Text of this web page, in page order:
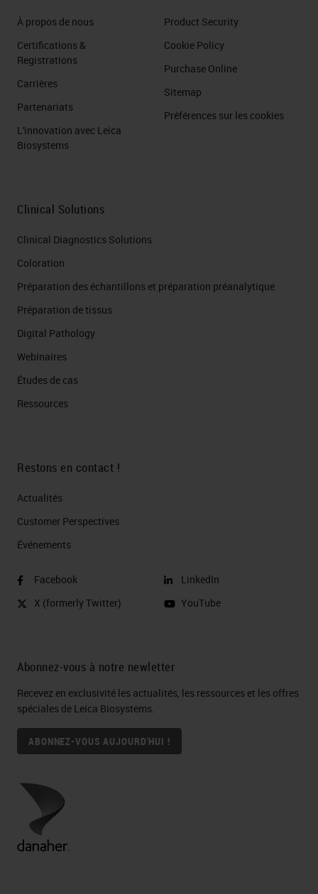
À propos de nous
Certifications &
Registrations
Carrières
Partenariats
L'innovation avec Leica
Biosystems
Product Security
Cookie Policy
Purchase Online
Sitemap
Préférences sur les cookies
Clinical Solutions
Clinical Diagnostics Solutions
Coloration
Préparation des échantillons et préparation préanalytique
Préparation de tissus
Digital Pathology
Webinaires
Études de cas
Ressources
Restons en contact !
Actualités
Customer Perspectives​
Événements
Facebook
X (formerly Twitter)
LinkedIn
YouTube
Abonnez-vous à notre newletter
Recevez en exclusivité les actualités, les ressources et les offres
spéciales de Leica Biosystems.
ABONNEZ-VOUS AUJOURD'HUI !